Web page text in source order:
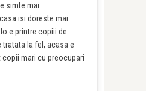
simte mai
isi doreste mai
e printre copiii de
tratata la fel, acasa e
copii mari cu preocupari